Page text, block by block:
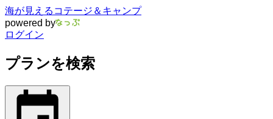
海が見えるコテージ＆キャンプ
powered by
ログイン
プランを検索